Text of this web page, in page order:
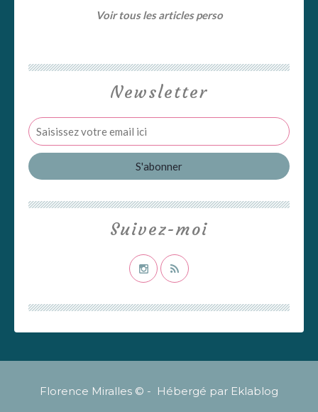
Newsletter
Suivez-moi
Voir tous les articles perso
Florence Miralles © - Hébergé par Eklablog